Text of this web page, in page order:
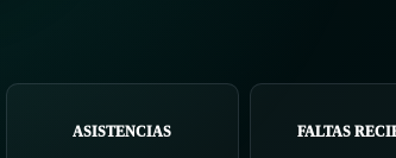
ASISTENCIAS FALTAS